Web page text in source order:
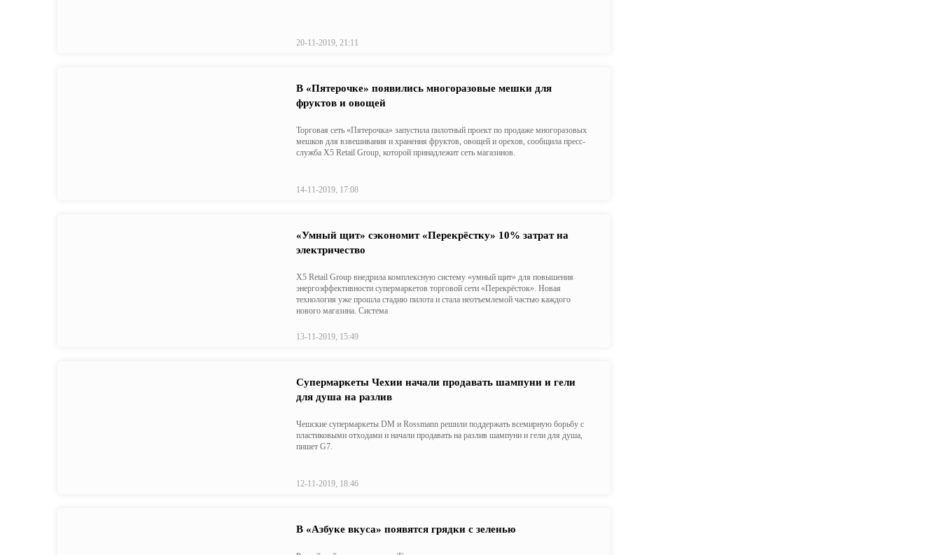
20-11-2019, 21:11
В «Пятерочке» появились многоразовые мешки для
фруктов и овощей
Торговая сеть «Пятерочка» запустила пилотный проект по продаже многоразовых
мешков для взвешивания и хранения фруктов, овощей и орехов, сообщила пресс-
служба X5 Retail Group, которой принадлежит сеть магазинов.
14-11-2019, 17:08
«Умный щит» сэкономит «Перекрёстку» 10% затрат на
электричество
X5 Retail Group внедрила комплексную систему «умный щит» для повышения
энергоэффективности супермаркетов торговой сети «Перекрёсток». Новая
технология уже прошла стадию пилота и стала неотъемлемой частью каждого
нового магазина. Система
13-11-2019, 15:49
Супермаркеты Чехии начали продавать шампуни и гели
для душа на разлив
Чешские супермаркеты DM и Rossmann решили поддержать всемирную борьбу с
пластиковыми отходами и начали продавать на разлив шампуни и гели для душа,
пишет G7.
12-11-2019, 18:46
В «Азбуке вкуса» появятся грядки с зеленью